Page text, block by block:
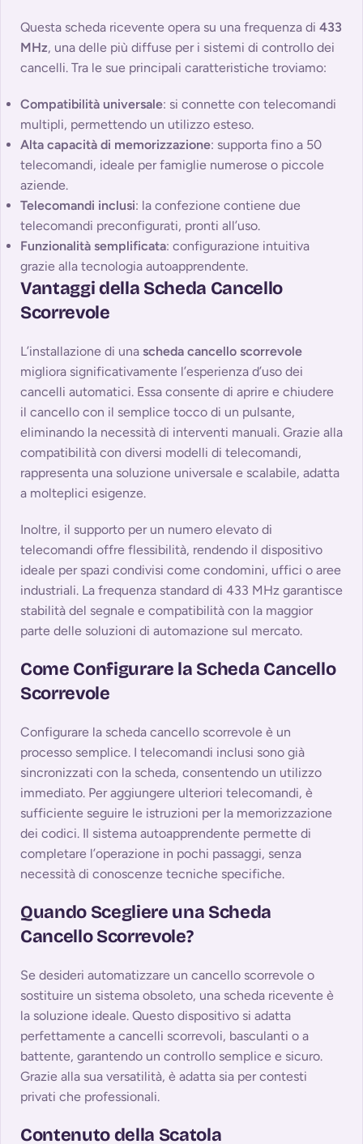
Questa scheda ricevente opera su una frequenza di 433
MHz, una delle più diffuse per i sistemi di controllo dei
cancelli. Tra le sue principali caratteristiche troviamo:
Compatibilità universale: si connette con telecomandi
multipli, permettendo un utilizzo esteso.
Alta capacità di memorizzazione: supporta fino a 50
telecomandi, ideale per famiglie numerose o piccole
aziende.
Telecomandi inclusi: la confezione contiene due
telecomandi preconfigurati, pronti all’uso.
Funzionalità semplificata: configurazione intuitiva
grazie alla tecnologia autoapprendente.
Vantaggi della Scheda Cancello
Scorrevole
L’installazione di una scheda cancello scorrevole
migliora significativamente l’esperienza d’uso dei
cancelli automatici. Essa consente di aprire e chiudere
il cancello con il semplice tocco di un pulsante,
eliminando la necessità di interventi manuali. Grazie alla
compatibilità con diversi modelli di telecomandi,
rappresenta una soluzione universale e scalabile, adatta
a molteplici esigenze.
Inoltre, il supporto per un numero elevato di
telecomandi offre flessibilità, rendendo il dispositivo
ideale per spazi condivisi come condomini, uffici o aree
industriali. La frequenza standard di 433 MHz garantisce
stabilità del segnale e compatibilità con la maggior
parte delle soluzioni di automazione sul mercato.
Come Configurare la Scheda Cancello
Scorrevole
Configurare la scheda cancello scorrevole è un
processo semplice. I telecomandi inclusi sono già
sincronizzati con la scheda, consentendo un utilizzo
immediato. Per aggiungere ulteriori telecomandi, è
sufficiente seguire le istruzioni per la memorizzazione
dei codici. Il sistema autoapprendente permette di
completare l’operazione in pochi passaggi, senza
necessità di conoscenze tecniche specifiche.
Quando Scegliere una Scheda
Cancello Scorrevole?
Se desideri automatizzare un cancello scorrevole o
sostituire un sistema obsoleto, una scheda ricevente è
la soluzione ideale. Questo dispositivo si adatta
perfettamente a cancelli scorrevoli, basculanti o a
battente, garantendo un controllo semplice e sicuro.
Grazie alla sua versatilità, è adatta sia per contesti
privati che professionali.
Contenuto della Scatola